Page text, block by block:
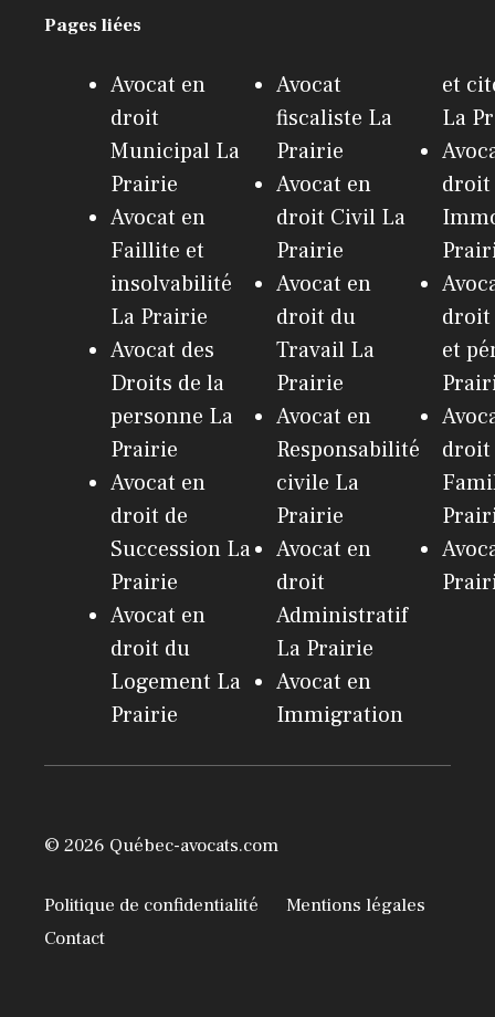
Pages liées
Avocat en
droit
Municipal La
Prairie
Avocat en
Faillite et
insolvabilité
La Prairie
Avocat des
Droits de la
personne La
Prairie
Avocat en
droit de
Succession La
Prairie
Avocat en
droit du
Logement La
Prairie
Avocat
fiscaliste La
Prairie
Avocat en
droit Civil La
Prairie
Avocat en
droit du
Travail La
Prairie
Avocat en
Responsabilité
civile La
Prairie
Avocat en
droit
Administratif
La Prairie
Avocat en
Immigration
et
La
droit
et
droit
© 2026 Québec-avocats.com
Politique de confidentialité
Mentions légales
Contact